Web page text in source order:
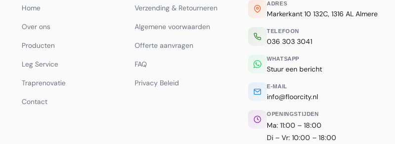
Home
Over ons
Producten
Leg Service
Traprenovatie
Contact
Verzending & Retourneren
Algemene voorwaarden
Offerte aanvragen
FAQ
Privacy Beleid
ADRES
Markerkant 10 132C, 1316 AL Almere
TELEFOON
036 303 3041
WHATSAPP
Stuur een bericht
E-MAIL
info@floorcity.nl
OPENINGSTIJDEN
Ma: 11:00 – 18:00
Di – Vr: 10:00 – 18:00